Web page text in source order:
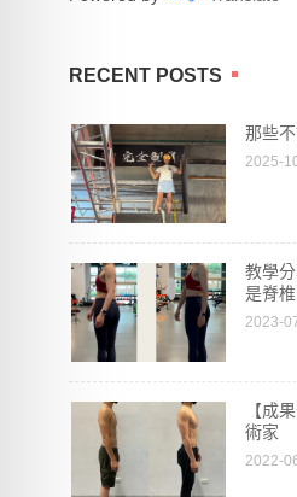
RECENT POSTS
那些
2025-
教學
是脊
2023-
【成
術家
2022-